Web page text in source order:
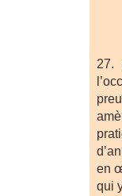
27.
en
qui